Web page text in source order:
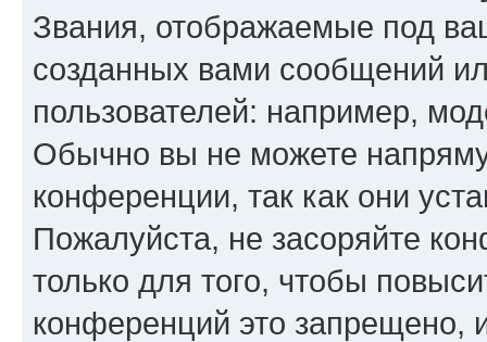
Звания, отображаемые под
созданных вами сообщений
пользователей: например,
Обычно вы не можете
конференции, так как они
Пожалуйста, не засоряйте
только для того, чтобы
конференций это запрещено,